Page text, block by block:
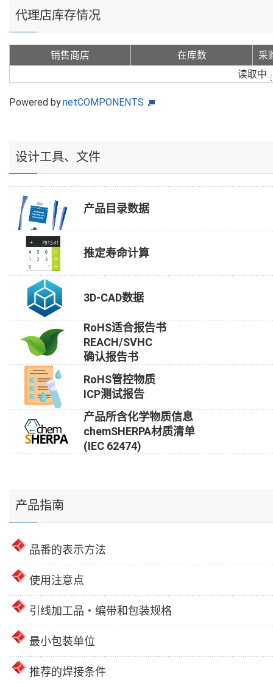
代理店库存情况
销售商店 在库数
采
读取中
Powered bynetCOMPONENTS
设计工具、文件
产品目录数据
推定寿命计算
3D-CAD数据
RoHS适合报告书
REACH/SVHC
确认报告书
RoHS管控物质
ICP测试报告
产品所含化学物质信息
chemSHERPA材质清单
(IEC 62474)
产品指南
品番的表示方法
使用注意点
引线加工品・编带和包装规格
最小包装单位
推荐的焊接条件